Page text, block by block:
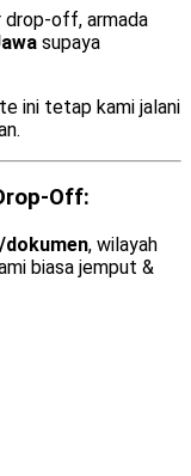
drop-off, armada
supaya
ini tetap kami jalani
Off:
, wilayah
biasa jemput &